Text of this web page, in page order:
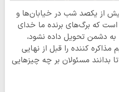
از یکصد شب در خیابان‌ها و
است که برگ‌های برنده ما خدای
به دشمن تحویل داده نشود،
مذاکره کننده را قبل از نهایی
بدانند مسئولان بر چه چیزهایی